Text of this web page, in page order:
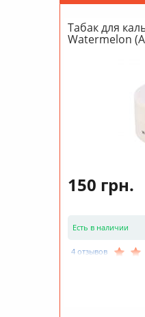
Табак для
Watermelon
150 грн.
Есть в наличии
4 отзывов